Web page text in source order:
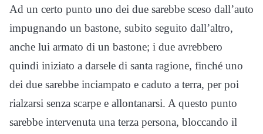
Ad un certo punto uno dei due sarebbe sceso dall’auto
impugnando un bastone, subito seguito dall’altro,
anche lui armato di un bastone; i due avrebbero
quindi iniziato a darsele di santa ragione, finché uno
dei due sarebbe inciampato e caduto a terra, per poi
rialzarsi senza scarpe e allontanarsi. A questo punto
sarebbe intervenuta una terza persona, bloccando il